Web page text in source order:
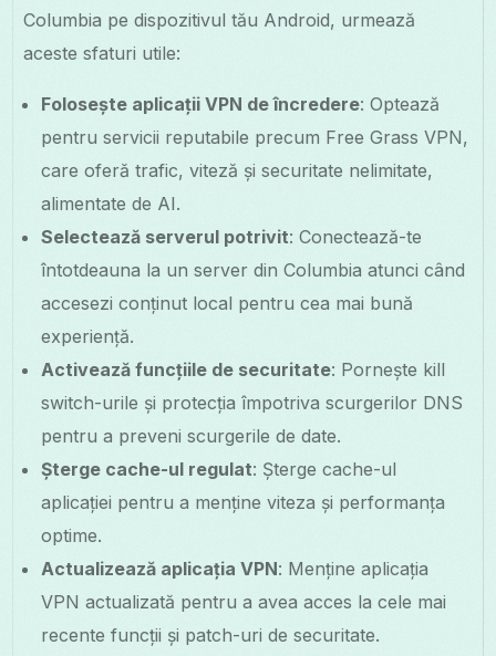
Columbia pe dispozitivul tău Android, urmează
aceste sfaturi utile:
Folosește aplicații VPN de încredere: Optează
pentru servicii reputabile precum Free Grass VPN,
care oferă trafic, viteză și securitate nelimitate,
alimentate de AI.
Selectează serverul potrivit: Conectează-te
întotdeauna la un server din Columbia atunci când
accesezi conținut local pentru cea mai bună
experiență.
Activează funcțiile de securitate: Pornește kill
switch-urile și protecția împotriva scurgerilor DNS
pentru a preveni scurgerile de date.
Șterge cache-ul regulat: Șterge cache-ul
aplicației pentru a menține viteza și performanța
optime.
Actualizează aplicația VPN: Menține aplicația
VPN actualizată pentru a avea acces la cele mai
recente funcții și patch-uri de securitate.